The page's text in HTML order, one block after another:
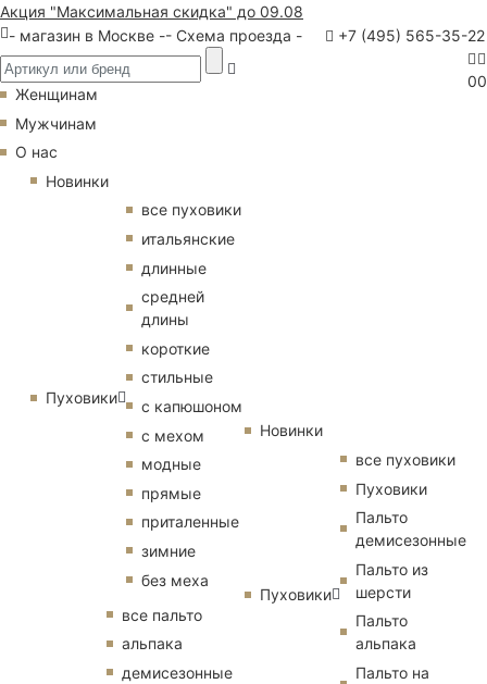
Акция "Максимальная скидка" до 09.08
- магазин в Москве -- Схема проезда - +7 (495) 565-35-22
00
Женщинам
Мужчинам
О нас
Новинки
Пуховики
все пуховики
итальянские
длинные
средней
длины
короткие
стильные
с капюшоном
с мехом
модные
прямые
приталенные
зимние
без меха
все пальто
альпака
демисезонные
Новинки
Пуховики
все пуховики
Пуховики
Пальто
демисезонные
Пальто из
шерсти
Пальто
альпака
Пальто на